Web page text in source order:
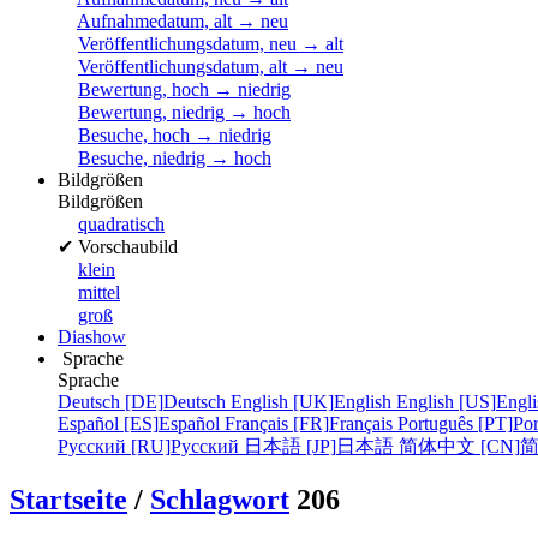
Aufnahmedatum, alt → neu
Veröffentlichungsdatum, neu → alt
Veröffentlichungsdatum, alt → neu
Bewertung, hoch → niedrig
Bewertung, niedrig → hoch
Besuche, hoch → niedrig
Besuche, niedrig → hoch
Bildgrößen
Bildgrößen
quadratisch
✔ Vorschaubild
klein
mittel
groß
Diashow
Sprache
Sprache
Deutsch [DE]Deutsch English [UK]English English [US]
Español [ES]Español Français [FR]Français Português [PT]
Русский [RU]Русский 日本語 [JP]日本語 简体中文 [CN]
Startseite / Schlagwort 206